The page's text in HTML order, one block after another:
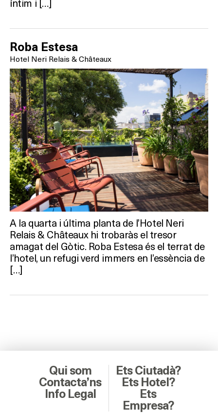
íntim i […]
Roba Estesa
Hotel Neri Relais & Châteaux
A la quarta i última planta de l’Hotel Neri
Relais & Châteaux hi trobaràs el tresor
amagat del Gòtic. Roba Estesa és el terrat de
l’hotel, un refugi verd immers en l’essència de
[…]
Qui som
Contacta’ns
Info Legal
Ets Ciutadà?
Ets Hotel?
Ets
Empresa?